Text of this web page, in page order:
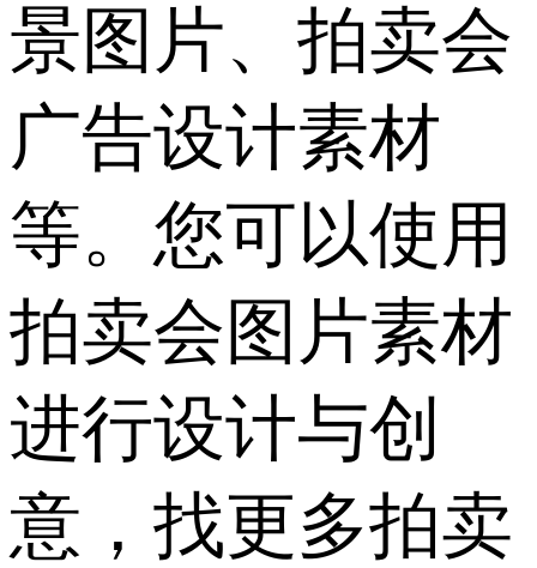
景图片、拍卖会
广告设计素材
等。您可以使用
拍卖会图片素材
进行设计与创
意，找更多拍卖